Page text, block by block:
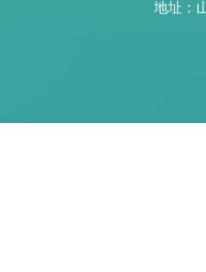
地址：